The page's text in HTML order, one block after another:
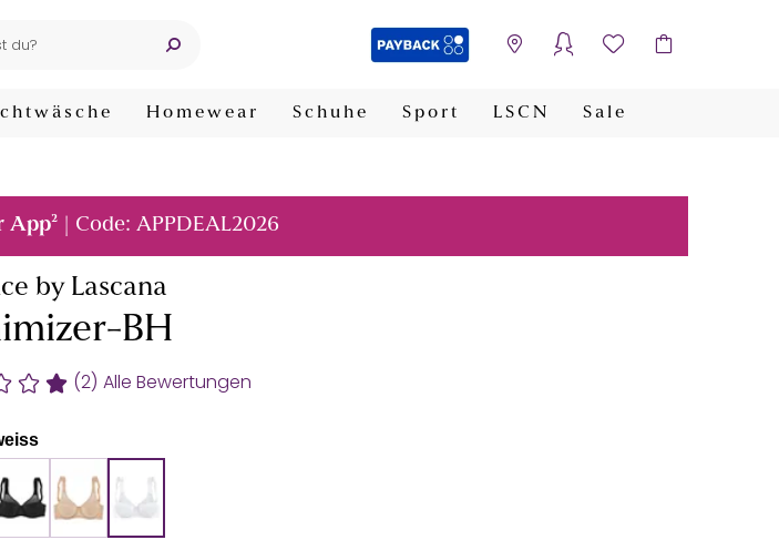
Homewear Schuhe Sport LSCN Sale
App²| Code: APPDEAL2026
by Lascana
BH
(2) Alle Bewertungen